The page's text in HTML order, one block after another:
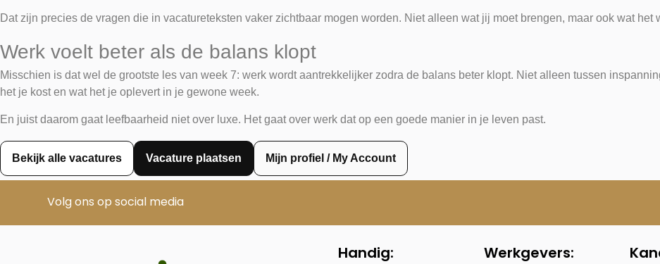
Dat zijn precies de vragen die in vacatureteksten vaker zichtbaar mogen worden. Niet alleen wat jij moet brengen, maar ook wat het
Werk voelt beter als de balans klopt
Misschien is dat wel de grootste les van week 7: werk wordt aantrekkelijker zodra de balans beter klopt. Niet alleen tussen
het je kost en wat het je oplevert in je gewone week.
En juist daarom gaat leefbaarheid niet over luxe. Het gaat over werk dat op een goede manier in je leven past.
Bekijk alle vacatures Vacature plaatsen Mijn profiel / My Account
Volg ons op social media
Handig: Werkgevers: